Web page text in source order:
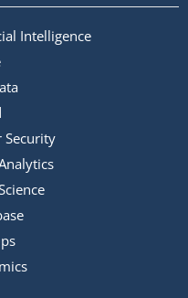
Intelligence
Security